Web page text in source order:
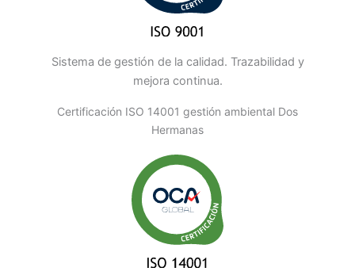
Sistema de gestión de la calidad. Trazabilidad y
mejora continua.
Certificación ISO 14001 gestión ambiental Dos
Hermanas